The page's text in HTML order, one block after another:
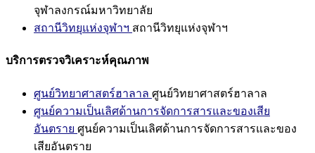
จุฬาลงกรณ์มหาวิทยาลัย
สถานีวิทยุแห่งจุฬาฯ สถานีวิทยุแห่งจุฬาฯ
บริการตรวจวิเคราะห์คุณภาพ
ศูนย์วิทยาศาสตร์ฮาลาล ศูนย์วิทยาศาสตร์ฮาลาล
ศูนย์ความเป็นเลิศด้านการจัดการสารและของเสีย
อันตราย ศูนย์ความเป็นเลิศด้านการจัดการสารและของ
เสียอันตราย